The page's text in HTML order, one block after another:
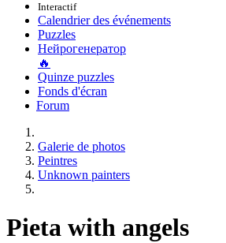
Interactif
Calendrier des événements
Puzzles
Нейрогенератор
🔥
Quinze puzzles
Fonds d'écran
Forum
Galerie de photos
Peintres
Unknown painters
Pieta with angels